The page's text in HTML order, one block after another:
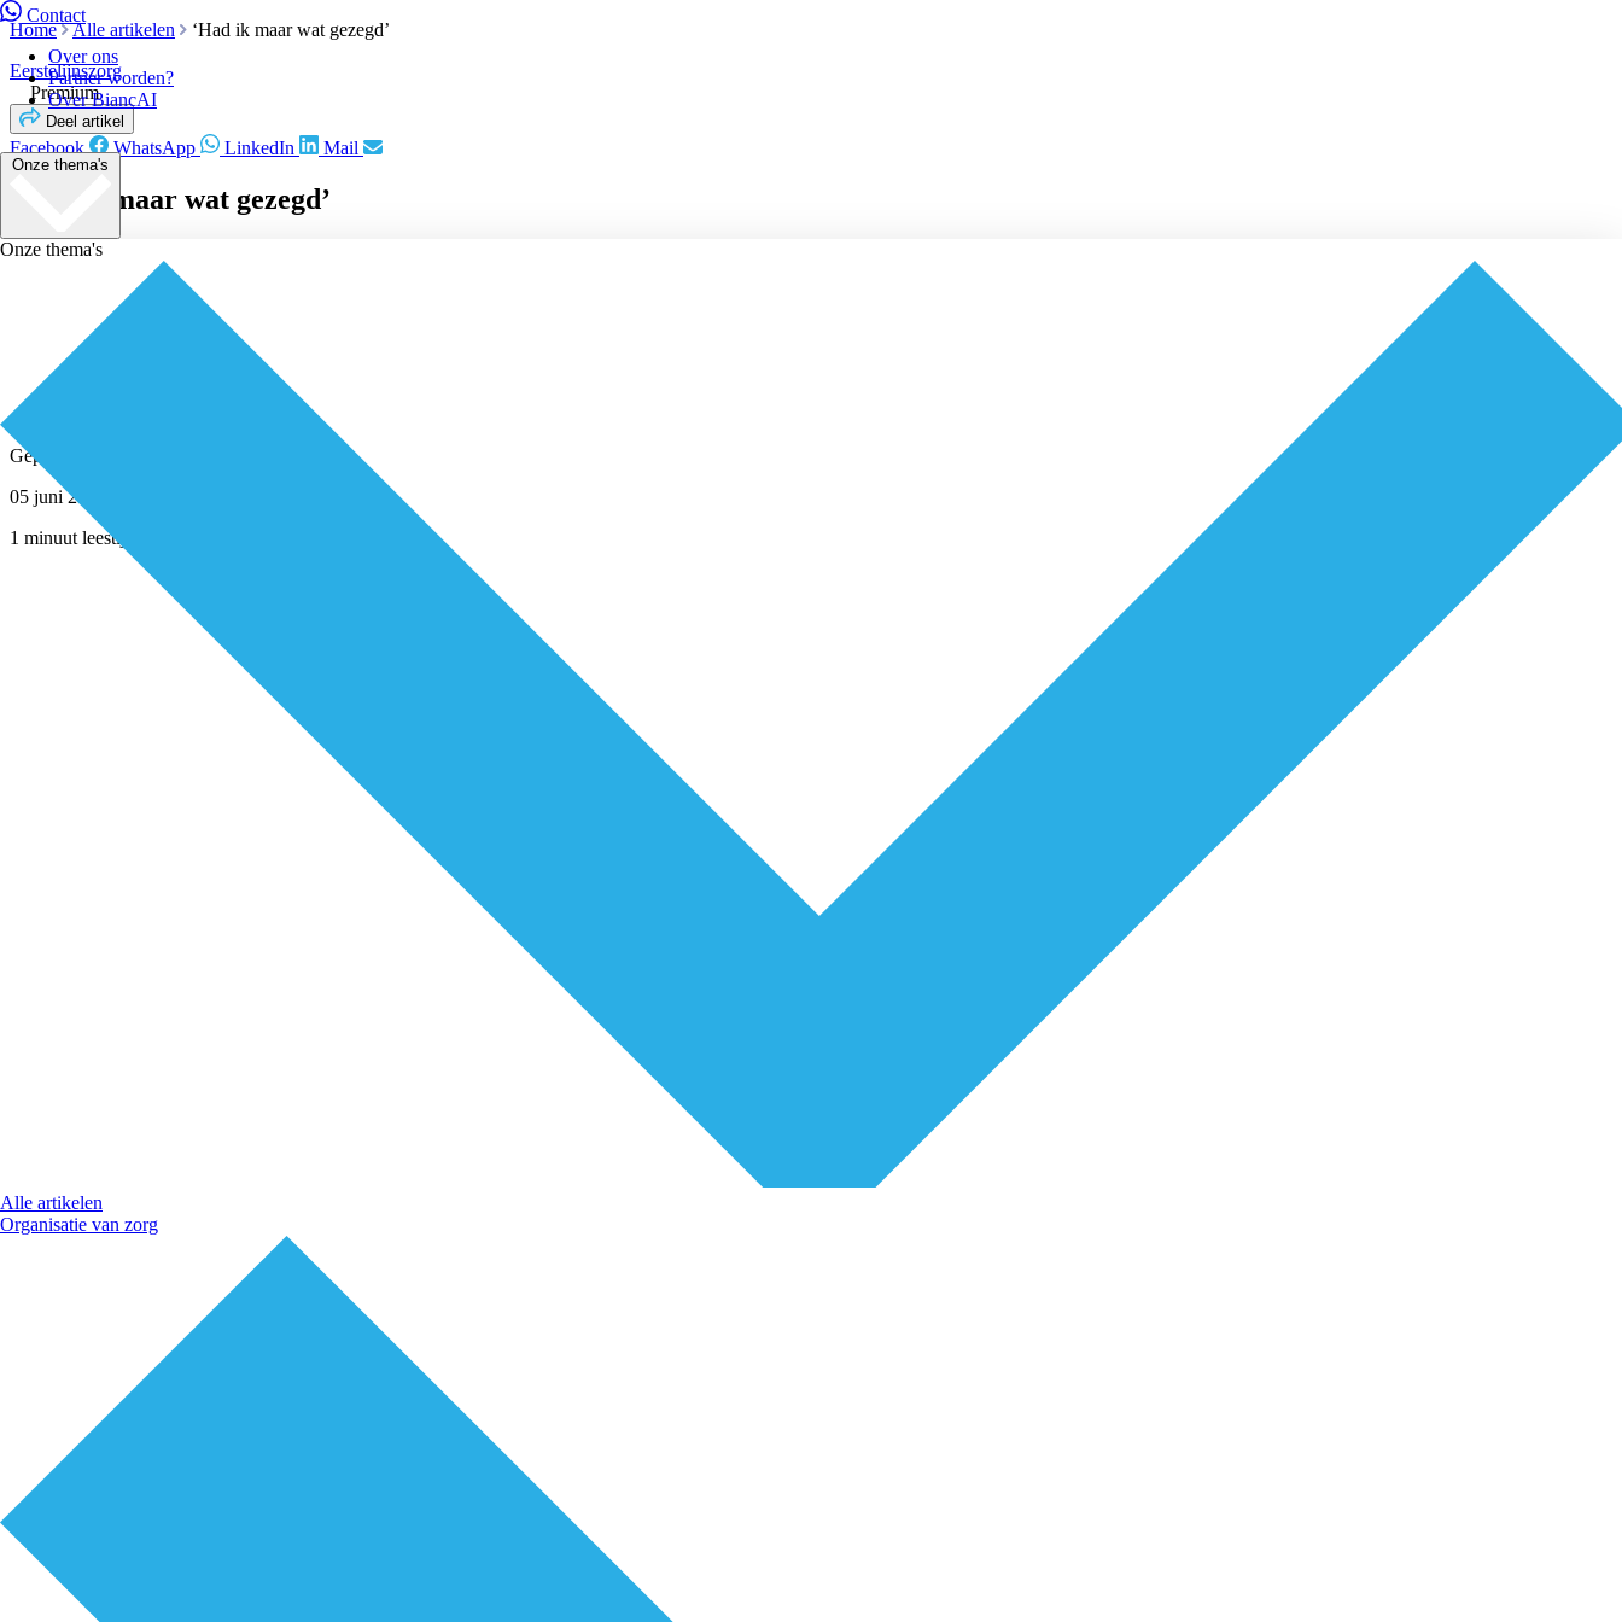
Contact
Over ons
Partner worden?
Over BiancAI
Onze thema's
Onze thema's
Alle artikelen
Organisatie van zorg
Home Alle artikelen
‘Had ik maar wat gezegd’
Eerstelijnszorg
Premium
Deel artikel
Facebook WhatsApp LinkedIn Mail
‘Had ik maar wat gezegd’
Geplaatst door
05 juni 2026
1 minuut leestijd